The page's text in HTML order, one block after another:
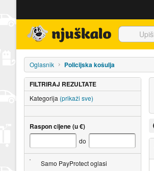
Oglasnik Policijska košulja
FILTRIRAJ REZULTATE
Kategorija (prikaži sve)
Raspon cijene (u €)
do
Samo PayProtect oglasi